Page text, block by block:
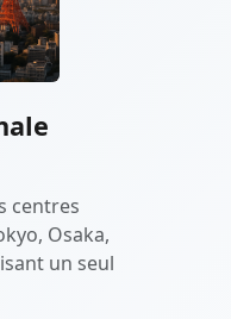
centres
Osaka,
un seul